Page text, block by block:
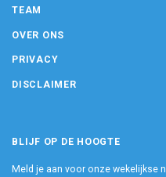
TEAM
OVER ONS
PRIVACY
DISCLAIMER
BLIJF OP DE HOOGTE
Meld je aan voor onze wekelijkse